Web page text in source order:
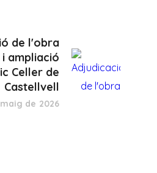
de l'obra
ampliació
Celler de
Castellvell
de 2026